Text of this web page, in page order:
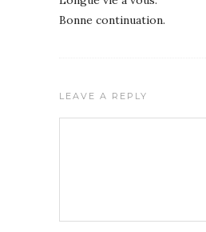
Bonne continuation.
LEAVE A REPLY